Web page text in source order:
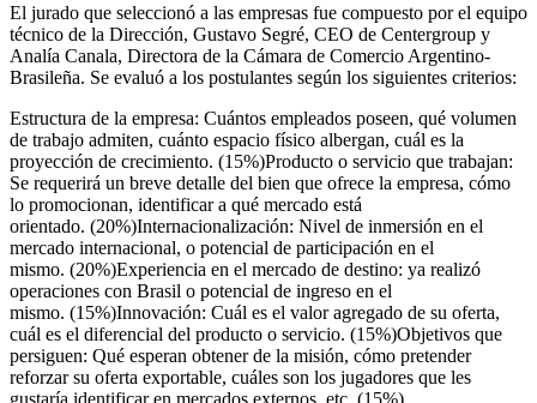
El jurado que seleccionó a las empresas fue compuesto por el equipo
técnico de la Dirección, Gustavo Segré, CEO de Centergroup y
Analía Canala, Directora de la Cámara de Comercio Argentino-
Brasileña. Se evaluó a los postulantes según los siguientes criterios:
Estructura de la empresa: Cuántos empleados poseen, qué volumen
de trabajo admiten, cuánto espacio físico albergan, cuál es la
proyección de crecimiento. (15%)Producto o servicio que trabajan:
Se requerirá un breve detalle del bien que ofrece la empresa, cómo
lo promocionan, identificar a qué mercado está
orientado. (20%)Internacionalización: Nivel de inmersión en el
mercado internacional, o potencial de participación en el
mismo. (20%)Experiencia en el mercado de destino: ya realizó
operaciones con Brasil o potencial de ingreso en el
mismo. (15%)Innovación: Cuál es el valor agregado de su oferta,
cuál es el diferencial del producto o servicio. (15%)Objetivos que
persiguen: Qué esperan obtener de la misión, cómo pretender
reforzar su oferta exportable, cuáles son los jugadores que les
gustaría identificar en mercados externos, etc. (15%)